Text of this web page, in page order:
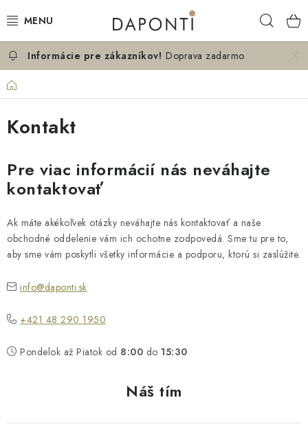
na
MANŽELSKÉ POSTELE
JEDNOLÔŽKOVÉ POSTELE
NOČNÉ STOLÍKY
KOMODY DO SPÁLNE
O NÁS
Obchodné podmienky
Reklamácia a vrátenie tovaru
Doprava zadarmo
Domov
Kontakt
Pre viac informácií nás neváhajte
kontaktovať
Ak máte akékoľvek otázky neváhajte nás kontaktovať a naše
obchodné oddelenie vám ich ochotne zodpovedá. Sme tu pre to,
aby sme vám poskytli všetky informácie a podporu, ktorú si zaslúžite.
info@daponti.sk
+421 48 290 1950
Pondelok až Piatok od 8:00 do 15:30
Náš tím